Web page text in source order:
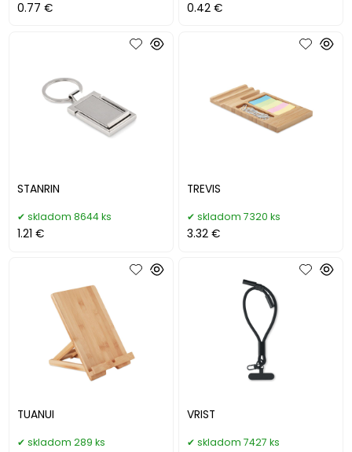
0.77 € 0.42 €
STANRIN
skladom 8644 ks
1.21 €
TREVIS
skladom 7320 ks
3.32 €
TUANUI
skladom 289 ks
VRIST
skladom 7427 ks